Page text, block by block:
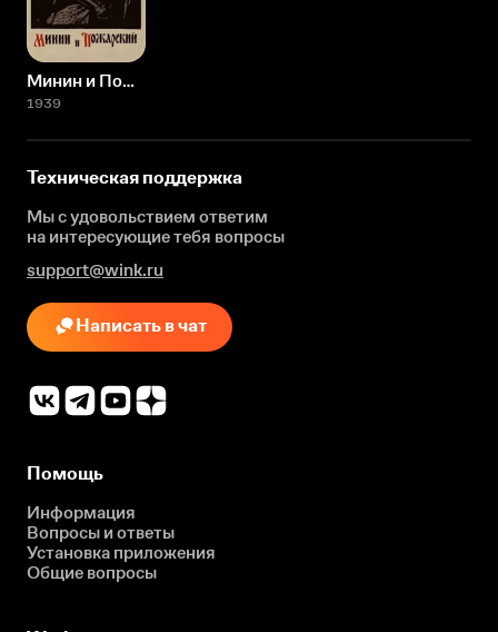
Минин и Пожарский
1939
Техническая поддержка
Мы с удовольствием ответим
на интересующиетебя вопросы
support@wink.ru
Написать в чат
Помощь
Информация
Вопросы и ответы
Установка приложения
Общие вопросы